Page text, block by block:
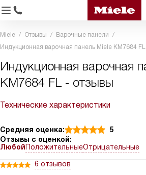
Miele Отзывы
Варочные панели
Индукционная варочная панель Miele KM7684 FL
Индукционная варочная
KM7684 FL - отзывы
Технические характеристики
Средняя оценка:
5
Отзывы с оценкой:
ЛюбойПоложительныеОтрицательные
6 отзывов